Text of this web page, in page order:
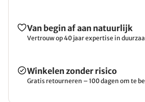
Van begin af aan natuurlijk
Vertrouw op 40 jaar expertise in
Winkelen zonder risico
Gratis retourneren – 100 dagen om te